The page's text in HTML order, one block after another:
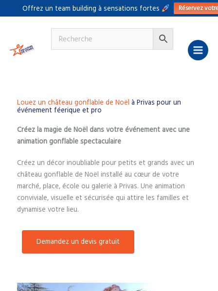
Offrez un team building à sensations fortes Réservez
au
Louez un château gonflable de Noël à Privas pour un
événement féerique et pro
Créez la magie de Noël dans votre événement avec une
animation gonflable spectaculaire
Créez un décor inoubliable pour petits et grands avec un
château gonflable de Noël installé au cœur de votre
marché, place, école ou galerie à Privas. Une animation
conviviale, visuelle et sécurisée qui attire les familles et
dynamise votre lieu.
Demandez un devis gratuit